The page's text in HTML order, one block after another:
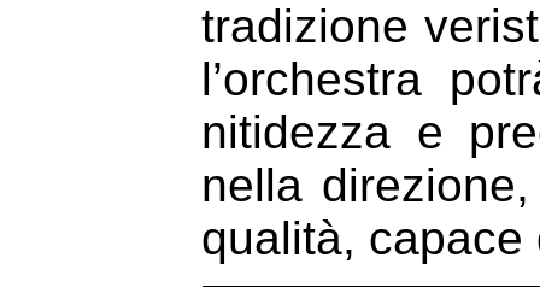
tradizione
l’orchestra
nitidezza e
nella
qualità,